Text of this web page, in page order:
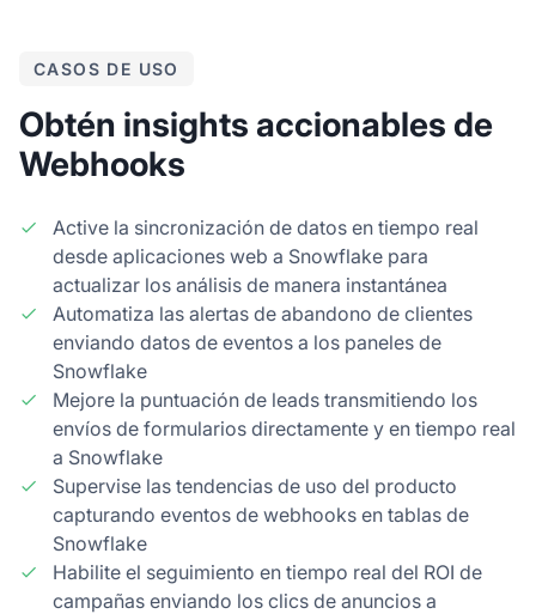
CASOS DE USO
Obtén insights accionables de
Webhooks
Active la sincronización de datos en tiempo real
desde aplicaciones web a Snowflake para
actualizar los análisis de manera instantánea
Automatiza las alertas de abandono de clientes
enviando datos de eventos a los paneles de
Snowflake
Mejore la puntuación de leads transmitiendo los
envíos de formularios directamente y en tiempo real
a Snowflake
Supervise las tendencias de uso del producto
capturando eventos de webhooks en tablas de
Snowflake
Habilite el seguimiento en tiempo real del ROI de
campañas enviando los clics de anuncios a